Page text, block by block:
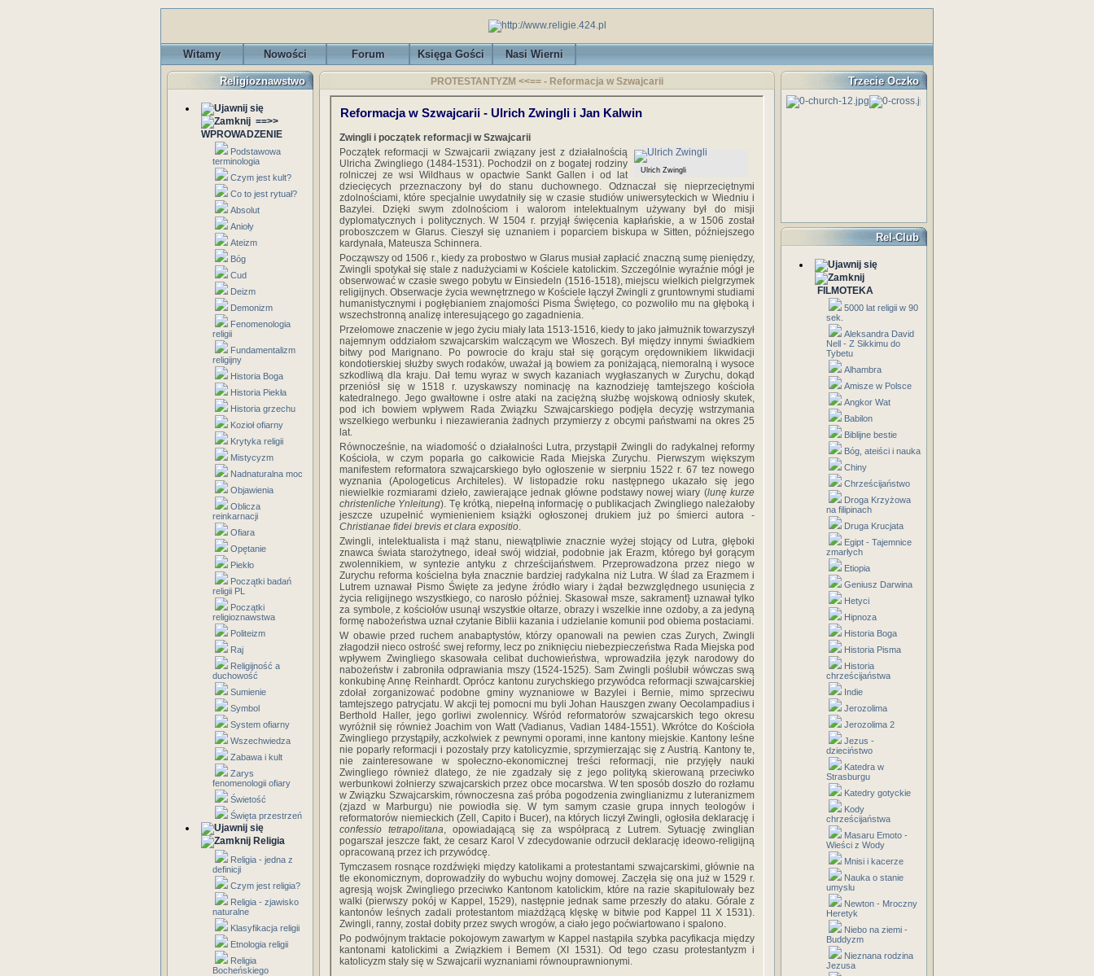
Witamy Nowości Forum Księga Gości Nasi Wierni
Religioznawstwo
==>>
WPROWADZENIE
Podstawowa
terminologia
Czym jest kult?
Co to jest rytuał?
Absolut
Anioły
Ateizm
Bóg
Cud
Deizm
Demonizm
Fenomenologia
religii
Fundamentalizm
religijny
Historia Boga
Historia Piekła
Historia grzechu
Kozioł ofiarny
Krytyka religii
Mistycyzm
Nadnaturalna moc
Objawienia
Oblicza
reinkarnacji
Ofiara
Opętanie
Piekło
Początki badań
religii PL
Początki
religioznawstwa
Politeizm
Raj
Religijność a
duchowość
Sumienie
Symbol
System ofiarny
Wszechwiedza
Zabawa i kult
Zarys
fenomenologii ofiary
Świetość
Święta przestrzeń
Religia
Religia - jedna z
definicji
Czym jest religia?
Religia - zjawisko
naturalne
Klasyfikacja religii
Etnologia religii
Religia
Bocheńskiego
PROTESTANTYZM <<== - Reformacja w Szwajcarii
Reformacja w Szwajcarii - Ulrich Zwingli i Jan Kalwin
Zwingli i początek reformacji w Szwajcarii
Ulrich Zwingli
Początek reformacji w Szwajcarii związany jest z działalnością
Ulricha Zwingliego (1484-1531). Pochodził on z bogatej rodziny
rolniczej ze wsi Wildhaus w opactwie Sankt Gallen i od lat
dziecięcych przeznaczony był do stanu duchownego. Odznaczał się nieprzeciętnymi
zdolnościami, które specjalnie uwydatniły się w czasie studiów uniwersyteckich w Wiedniu i
Bazylei. Dzięki swym zdolnościom i walorom intelektualnym używany był do misji
dyplomatycznych i politycznych. W 1504 r. przyjął święcenia kapłańskie, a w 1506 został
proboszczem w Glarus. Cieszył się uznaniem i poparciem biskupa w Sitten, późniejszego
kardynała, Mateusza Schinnera.
Począwszy od 1506 r., kiedy za probostwo w Glarus musiał zapłacić znaczną sumę pieniędzy,
Zwingli spotykał się stale z nadużyciami w Kościele katolickim. Szczególnie wyraźnie mógł je
obserwować w czasie swego pobytu w Einsiedeln (1516-1518), miejscu wielkich pielgrzymek
religijnych. Obserwacje życia wewnętrznego w Kościele łączył Zwingli z gruntownymi studiami
humanistycznymi i pogłębianiem znajomości Pisma Świętego, co pozwoliło mu na głęboką i
wszechstronną analizę interesującego go zagadnienia.
Przełomowe znaczenie w jego życiu miały lata 1513-1516, kiedy to jako jałmużnik towarzyszył
najemnym oddziałom szwajcarskim walczącym we Włoszech. Był między innymi świadkiem
bitwy pod Marignano. Po powrocie do kraju stał się gorącym orędownikiem likwidacji
kondotierskiej służby swych rodaków, uważał ją bowiem za poniżającą, niemoralną i wysoce
szkodliwą dla kraju. Dał temu wyraz w swych kazaniach wygłaszanych w Zurychu, dokąd
przeniósł się w 1518 r. uzyskawszy nominację na kaznodzieję tamtejszego kościoła
katedralnego. Jego gwałtowne i ostre ataki na zaciężną służbę wojskową odniosły skutek,
pod ich bowiem wpływem Rada Związku Szwajcarskiego podjęła decyzję wstrzymania
wszelkiego werbunku i niezawierania żadnych przymierzy z obcymi państwami na okres 25
lat.
Równocześnie, na wiadomość o działalności Lutra, przystąpił Zwingli do radykalnej reformy
Kościoła, w czym poparła go całkowicie Rada Miejska Zurychu. Pierwszym większym
manifestem reformatora szwajcarskiego było ogłoszenie w sierpniu 1522 r. 67 tez nowego
wyznania (Apologeticus Architeles). W listopadzie roku następnego ukazało się jego
niewielkie rozmiarami dzieło, zawierające jednak główne podstawy nowej wiary (lunę kurze
christenliche Ynleitung). Tę krótką, niepełną informację o publikacjach Zwingliego należałoby
jeszcze uzupełnić wymienieniem książki ogłoszonej drukiem już po śmierci autora -
Christianae fidei brevis et clara expositio.
Zwingli, intelektualista i mąż stanu, niewątpliwie znacznie wyżej stojący od Lutra, głęboki
znawca świata starożytnego, ideał swój widział, podobnie jak Erazm, którego był gorącym
zwolennikiem, w syntezie antyku z chrześcijaństwem. Przeprowadzona przez niego w
Zurychu reforma kościelna była znacznie bardziej radykalna niż Lutra. W ślad za Erazmem i
Lutrem uznawał Pismo Święte za jedyne źródło wiary i żądał bezwzględnego usunięcia z
życia religijnego wszystkiego, co narosło później. Skasował msze, sakrament} uznawał tylko
za symbole, z kościołów usunął wszystkie ołtarze, obrazy i wszelkie inne ozdoby, a za jedyną
formę nabożeństwa uznał czytanie Biblii kazania i udzielanie komunii pod obiema postaciami.
W obawie przed ruchem anabaptystów, którzy opanowali na pewien czas Zurych, Zwingli
złagodził nieco ostrość swej reformy, lecz po zniknięciu niebezpieczeństwa Rada Miejska pod
wpływem Zwingliego skasowała celibat duchowieństwa, wprowadziła język narodowy do
nabożeństw i zabroniła odprawiania mszy (1524-1525). Sam Zwingli poślubił wówczas swą
konkubinę Annę Reinhardt. Oprócz kantonu zurychskiego przywódca reformacji szwajcarskiej
zdołał zorganizować podobne gminy wyznaniowe w Bazylei i Bernie, mimo sprzeciwu
tamtejszego patrycjatu. W akcji tej pomocni mu byli Johan Hauszgen zwany Oecolampadius i
Berthold Haller, jego gorliwi zwolennicy. Wśród reformatorów szwajcarskich tego okresu
wyróżnił się również Joachim von Watt (Vadianus, Vadian 1484-1551). Wkrótce do Kościoła
Zwingliego przystąpiły, aczkolwiek z pewnymi oporami, inne kantony miejskie. Kantony leśne
nie poparły reformacji i pozostały przy katolicyzmie, sprzymierzając się z Austrią. Kantony te,
nie zainteresowane w społeczno-ekonomicznej treści reformacji, nie przyjęły nauki
Zwingliego również dlatego, że nie zgadzały się z jego polityką skierowaną przeciwko
werbunkowi żołnierzy szwajcarskich przez obce mocarstwa. W ten sposób doszło do rozłamu
w Związku Szwajcarskim, równoczesna zaś próba pogodzenia zwinglianizmu z luteranizmem
(zjazd w Marburgu) nie powiodła się. W tym samym czasie grupa innych teologów i
reformatorów niemieckich (Zell, Capito i Bucer), na których liczył Zwingli, ogłosiła deklarację i
confessio tetrapolitana, opowiadającą się za współpracą z Lutrem. Sytuację zwinglian
pogarszał jeszcze fakt, że cesarz Karol V zdecydowanie odrzucił deklarację ideowo-religijną
opracowaną przez ich przywódcę.
Tymczasem rosnące rozdźwięki między katolikami a protestantami szwajcarskimi, głównie na
tle ekonomicznym, doprowadziły do wybuchu wojny domowej. Zaczęła się ona już w 1529 r.
agresją wojsk Zwingliego przeciwko Kantonom katolickim, które na razie skapitulowały bez
walki (pierwszy pokój w Kappel, 1529), następnie jednak same przeszły do ataku. Górale z
kantonów leśnych zadali protestantom miażdżącą klęskę w bitwie pod Kappel 11 X 1531).
Zwingli, ranny, został dobity przez swych wrogów, a ciało jego poćwiartowano i spalono.
Po podwójnym traktacie pokojowym zawartym w Kappel nastąpiła szybka pacyfikacja między
kantonami katolickimi a Związkiem i Bemem (XI 1531). Od tego czasu protestantyzm i
katolicyzm stały się w Szwajcarii wyznaniami równouprawnionymi.
Trzecie Oczko
Rel-Club
FILMOTEKA
5000 lat religii w 90
sek.
Aleksandra David
Nell - Z Sikkimu do
Tybetu
Alhambra
Amisze w Polsce
Angkor Wat
Babilon
Biblijne bestie
Bóg, ateiści i nauka
Chiny
Chrześcijaństwo
Droga Krzyżowa
na filipinach
Druga Krucjata
Egipt - Tajemnice
zmarłych
Etiopia
Geniusz Darwina
Hetyci
Hipnoza
Historia Boga
Historia Pisma
Historia
chrześcijaństwa
Indie
Jerozolima
Jerozolima 2
Jezus -
dzieciństwo
Katedra w
Strasburgu
Katedry gotyckie
Kody
chrześcijaństwa
Masaru Emoto -
Wieści z Wody
Mnisi i kacerze
Nauka o stanie
umyslu
Newton - Mroczny
Heretyk
Niebo na ziemi -
Buddyzm
Nieznana rodzina
Jezusa